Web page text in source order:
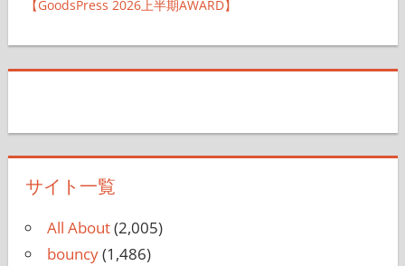
【GoodsPress 2026上半期AWARD】
サイト一覧
All About(2,005)
bouncy(1,486)